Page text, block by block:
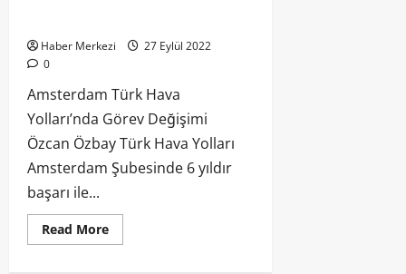
Haber Merkezi
27 Eylül 2022
0
Amsterdam Türk Hava
Yolları’nda Görev Değişimi
Özcan Özbay Türk Hava Yolları
Amsterdam Şubesinde 6 yıldır
başarı ile...
Read More